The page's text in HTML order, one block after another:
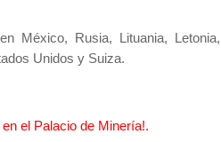
México, Rusia, Lituania, Letonia,
Unidos y Suiza.
el Palacio de Minería!.